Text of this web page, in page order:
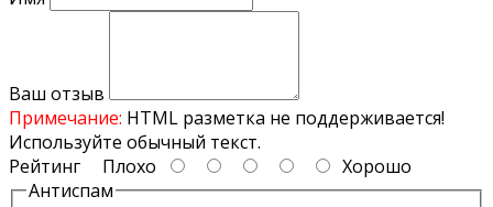
Ваш отзыв
Примечание: HTML разметка не поддерживается!
Используйте обычный текст.
Рейтинг Плохо
Хорошо
Антиспам